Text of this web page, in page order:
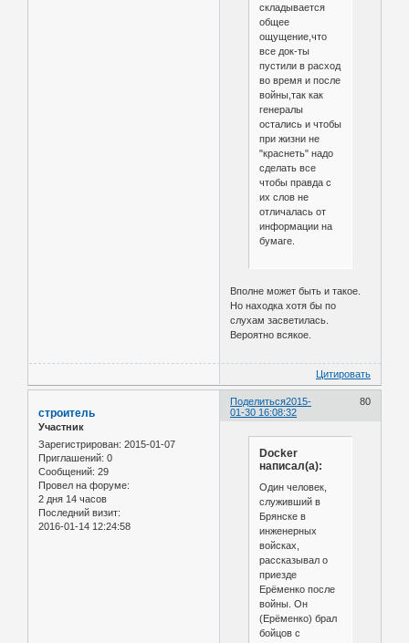
складывается
общее
ощущение,что
все док-ты
пустили в расход
во время и после
войны,так как
генералы
остались и чтобы
при жизни не
"краснеть" надо
сделать все
чтобы правда с
их слов не
отличалась от
информации на
бумаге.
Вполне может быть и такое.
Но находка хотя бы по
слухам засветилась.
Вероятно всякое.
Цитировать
Поделиться 80
2015-
01-30 16:08:32
строитель
Участник
Зарегистрирован: 2015-01-07
Приглашений: 0
Сообщений: 29
Провел на форуме:
2 дня 14 часов
Последний визит:
2016-01-14 12:24:58
Docker
написал(а):
Один человек,
служивший в
Брянске в
инженерных
войсках,
рассказывал о
приезде
Ерёменко после
войны. Он
(Ерёменко) брал
бойцов с